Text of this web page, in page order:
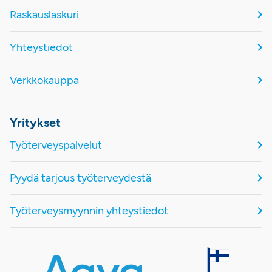
Raskauslaskuri
Yhteystiedot
Verkkokauppa
Yritykset
Työterveyspalvelut
Pyydä tarjous työterveydestä
Työterveysmyynnin yhteystiedot